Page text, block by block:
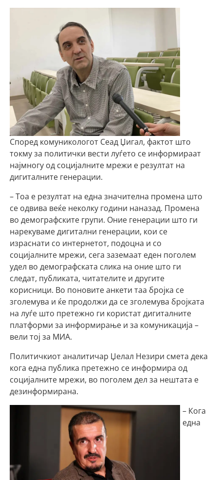
Според комуникологот Сеад Џигал, фактот што
токму за политички вести луѓето се информираат
најмногу од социјалните мрежи е резултат на
дигиталните генерации.
– Тоа е резултат на една значителна промена што
се одвива веќе неколку години наназад. Промена
во демографските групи. Оние генерации што ги
нарекуваме дигитални генерации, кои се
израснати со интернетот, подоцна и со
социјалните мрежи, сега заземаат еден поголем
удел во демографската слика на оние што ги
следат, публиката, читателите и другите
корисници. Во поновите анкети таа бројка се
зголемува и ќе продолжи да се зголемува бројката
на луѓе што претежно ги користат дигиталните
платформи за информирање и за комуникација –
вели тој за МИА.
Политичкиот аналитичар Џелал Незири смета дека
кога една публика претежно се информира од
социјалните мрежи, во поголем дел за нештата е
дезинформирана.
– Кога
една